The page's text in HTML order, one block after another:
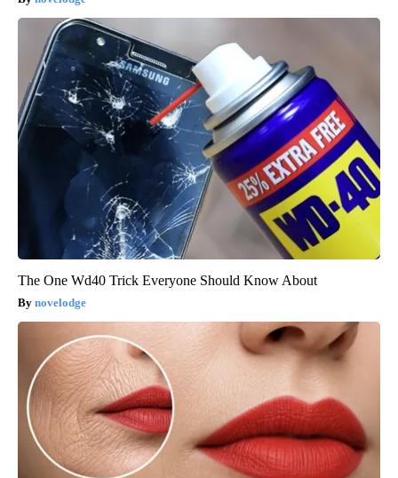
The One Wd40 Trick Everyone Should Know About
novelodge